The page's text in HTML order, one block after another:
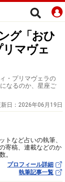
グ「おひ
マヴェ
・プリマヴェラの
なるのか、星座ご
日： 2026年06月19日
トなど占いの執筆、
寄稿、連載などのか
。
プロフィール詳細
執筆記事一覧